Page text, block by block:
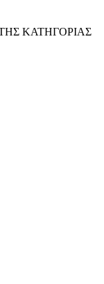
ΚΑΤΗΓΟΡΙΑΣ